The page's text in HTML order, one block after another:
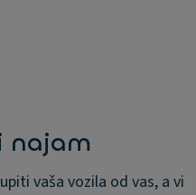
najam
vaša vozila od vas, a vi